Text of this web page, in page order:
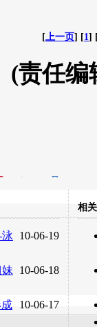
[ 上一页] [1 ]
(责任编
转发至：
10-06-19
10-06-18
10-06-17
相